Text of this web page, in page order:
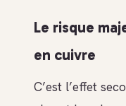
Le risque
en cuivre
C’est l’effet